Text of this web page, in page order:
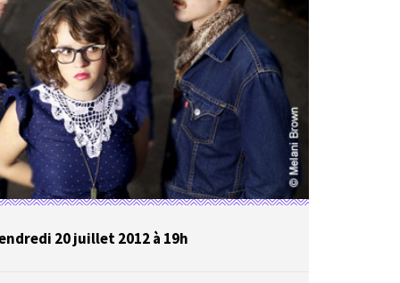
20 juillet2012 à 19h